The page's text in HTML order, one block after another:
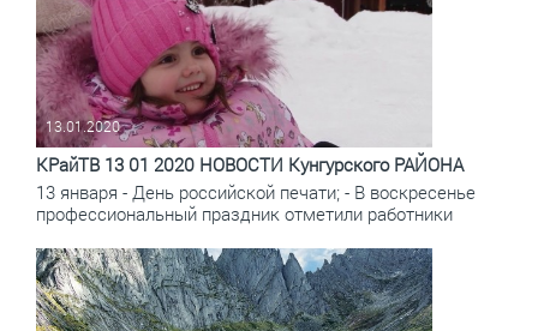
13.01.2020
КРайТВ 13 01 2020 НОВОСТИ Кунгурского РАЙОНА
13 января - День российской печати; - В воскресенье
профессиональный праздник отметили работники